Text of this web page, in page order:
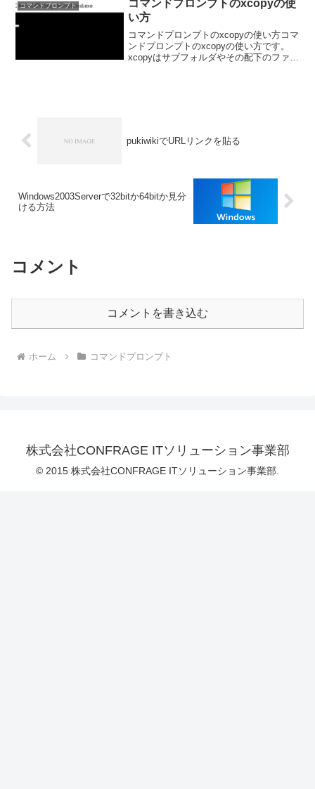
コマンドプロンプト
コマンドプロンプトのxcopyの使
い方
コマンドプロンプトのxcopyの使い方コマ
ンドプロンプトのxcopyの使い方です。
xcopyはサブフォルダやその配下のファイ
pukiwikiでURLリンクを貼る
Windows2003Serverで32bitか64bitか見分
ける方法
コメント
コメントを書き込む
ホーム コマンドプロンプト
株式会社CONFRAGE ITソリューション事業部
© 2015 株式会社CONFRAGE ITソリューション事業部.